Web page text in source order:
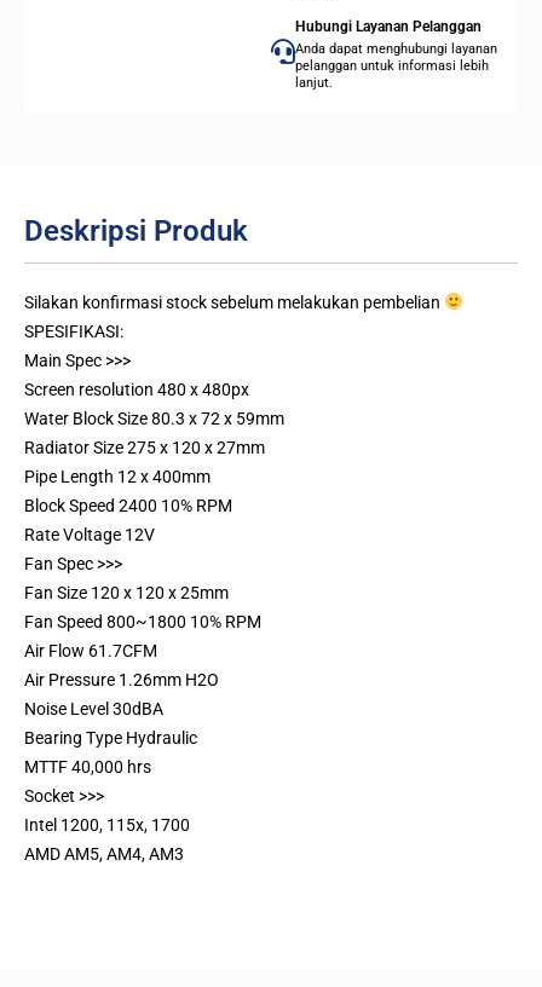
Hubungi Layanan Pelanggan
Anda dapat menghubungi layanan
pelanggan untuk informasi lebih
lanjut.
Deskripsi Produk
Silakan konfirmasi stock sebelum melakukan pembelian
SPESIFIKASI:
Main Spec >>>
Screen resolution 480 x 480px
Water Block Size 80.3 x 72 x 59mm
Radiator Size 275 x 120 x 27mm
Pipe Length 12 x 400mm
Block Speed 2400 10% RPM
Rate Voltage 12V
Fan Spec >>>
Fan Size 120 x 120 x 25mm
Fan Speed 800~1800 10% RPM
Air Flow 61.7CFM
Air Pressure 1.26mm H2O
Noise Level 30dBA
Bearing Type Hydraulic
MTTF 40,000 hrs
Socket >>>
Intel 1200, 115x, 1700
AMD AM5, AM4, AM3